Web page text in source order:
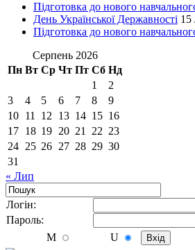
Підготовка до нового
День Української Державності 15
Підготовка до нового
Серпень 2026
Пн Вт Ср Чт Пт Сб Нд
1
2
3
4 5 6 7 8
9
10 11 12 13 14 15 16
17 18 19 20 21 22 23
24 25 26 27 28 29 30
31
« Лип
Логiн:
Пароль:
M
U